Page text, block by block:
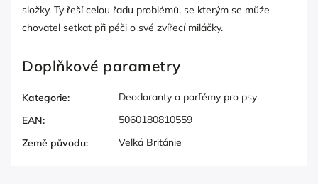
složky. Ty řeší celou řadu problémů, se kterým se může
chovatel setkat při péči o své zvířecí miláčky.
Doplňkové parametry
Kategorie:
Deodoranty a parfémy pro psy
EAN:
5060180810559
Země původu: Velká Británie